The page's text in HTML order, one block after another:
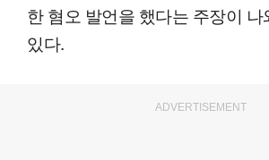
한 혐오 발언을 했다는 주장이 나
있다.
ADVERTISEMENT